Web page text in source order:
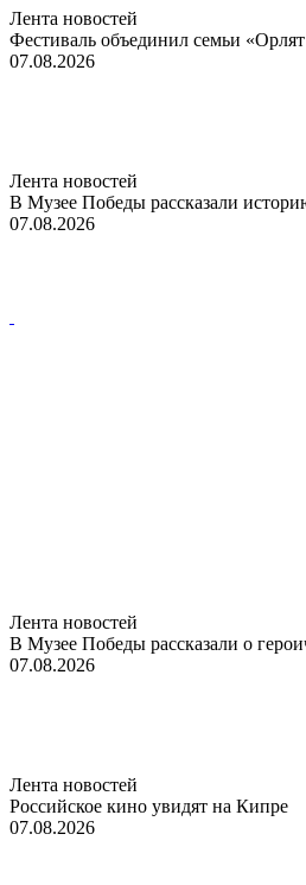
Лента новостей
Фестиваль объединил семьи
07.08.2026
Лента новостей
В Музее Победы рассказали
07.08.2026
Лента новостей
В Музее Победы рассказали о
07.08.2026
Лента новостей
Российское кино увидят на Кипре
07.08.2026